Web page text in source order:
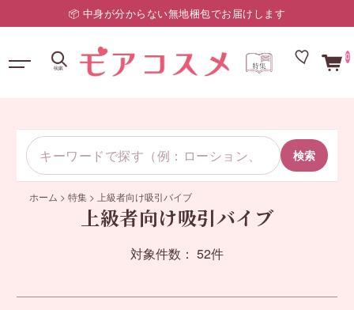
0
検索
ホーム > 特集 > 上級者向け吸引バイブ
上級者向け吸引バイブ
対象件数： 52件
📦 中身が分からない無地梱包でお届けします